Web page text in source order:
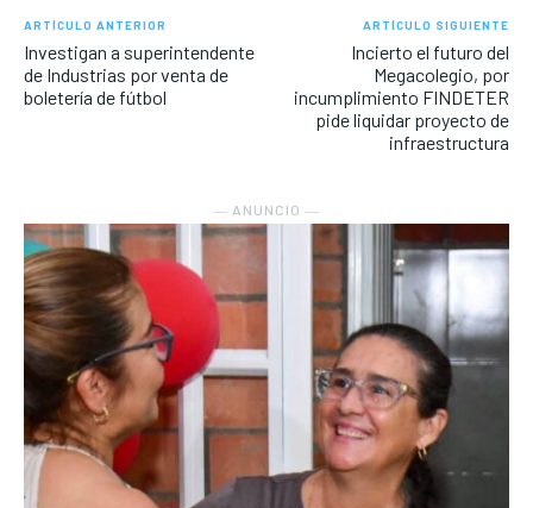
ARTÍCULO ANTERIOR
Investigan a superintendente
de Industrias por venta de
boletería de fútbol
ARTÍCULO SIGUIENTE
Incierto el futuro del
Megacolegio, por
incumplimiento FINDETER
pide liquidar proyecto de
infraestructura
― ANUNCIO ―